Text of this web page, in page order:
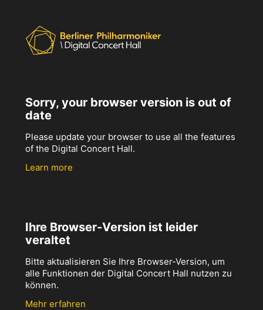
Sorry, your browser version is out of
date
Please update your browser to use all the features
of the Digital Concert Hall.
Learn more
Ihre Browser-Version ist leider
veraltet
Bitte aktualisieren Sie Ihre Browser-Version, um
alle Funktionen der Digital Concert Hall nutzen zu
können.
Mehr erfahren